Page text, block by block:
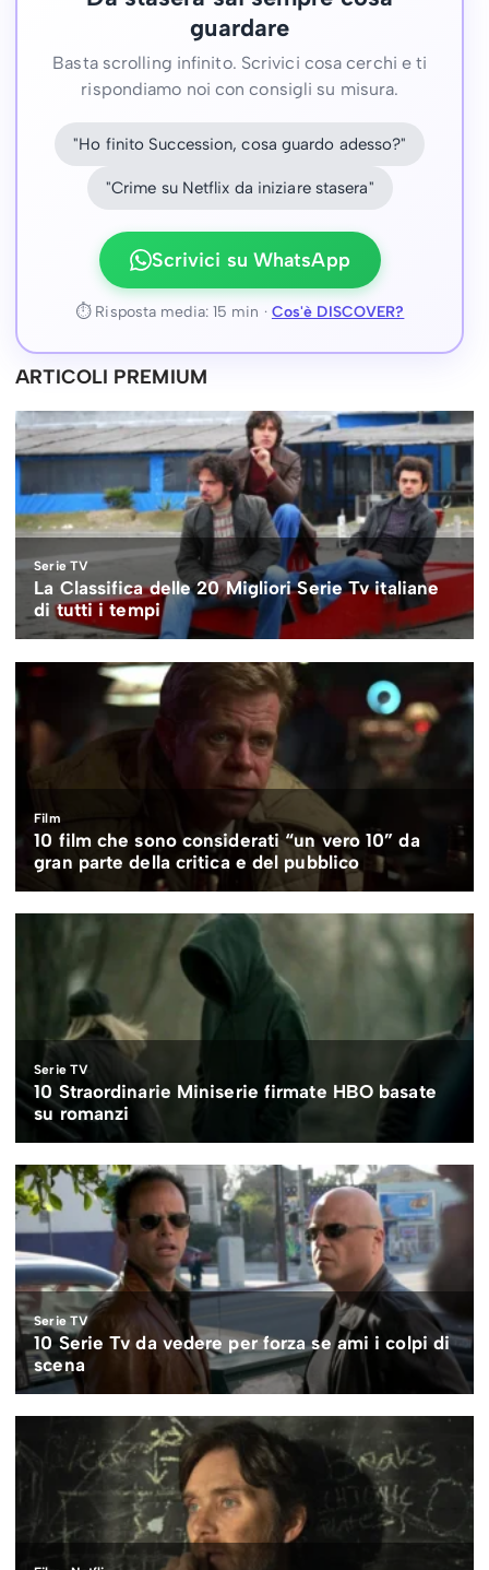
guardare
Basta scrolling infinito. Scrivici cosa cerchi e ti
rispondiamo noi con consigli su misura.
"Ho finito Succession, cosa guardo adesso?"
"Crime su Netflix da iniziare stasera"
Scrivici su WhatsApp
⏱ Risposta media: 15 min · Cos'è DISCOVER?
ARTICOLI PREMIUM